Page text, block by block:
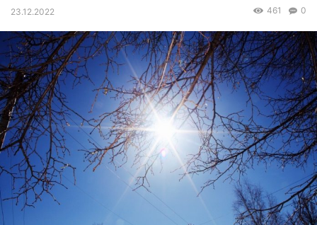
23.12.2022 0
461